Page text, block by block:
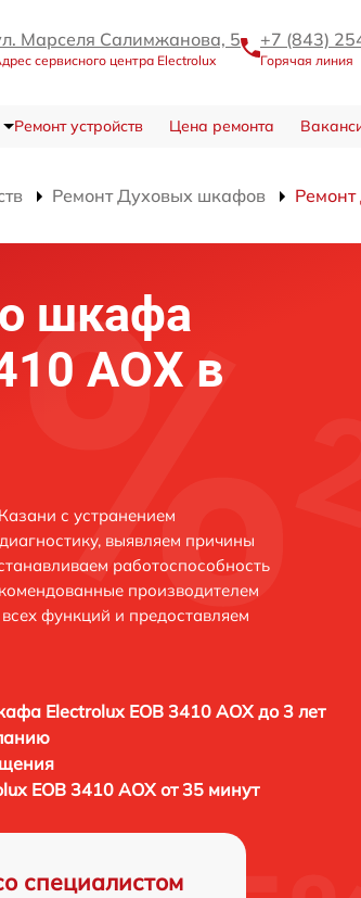
Марселя Салимжанова, 5
сервисного центра Electrolux
+7 (843)
Горячая линия
Ремонт устройств Цена ремонта
Ремонт Духовых шкафов
шкафа
AOX в
с устранением
выявляем причины
работоспособность
производителем
функций и предоставляем
Electrolux EOB 3410 AOX до 3 лет
EOB 3410 AOX от 35 минут
специалистом